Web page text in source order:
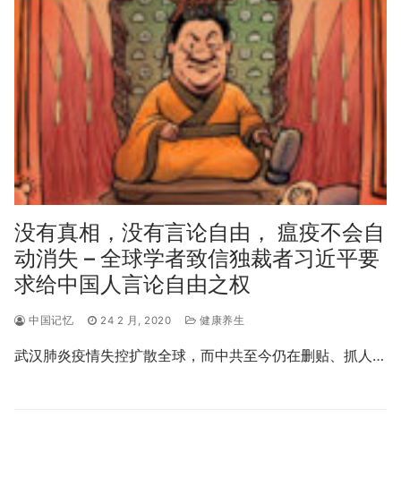
没有真相，没有言论自由， 瘟疫不会自
动消失 – 全球学者致信独裁者习近平要
求给中国人言论自由之权
中国记忆 24 2 月, 2020 健康养生
武汉肺炎疫情失控扩散全球，而中共至今仍在删贴、抓人…